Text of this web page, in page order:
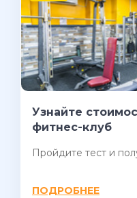
Узнайте
фитнес-клуб
Пройдите тест и
ПОДРОБНЕЕ